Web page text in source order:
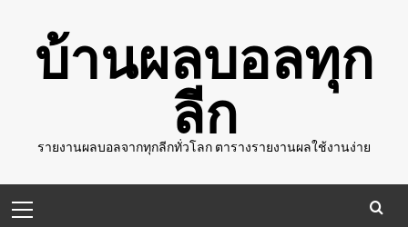
contentบ้านผลบอลทุก
ลีก
รายงานผลบอลจากทุกลีกทั่วโลก ตารางรายงานผลใช้งานง่าย
Menu